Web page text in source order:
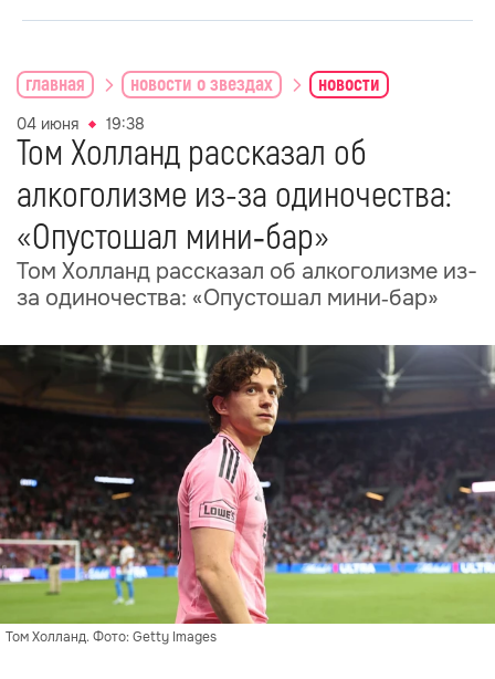
главная новости о звездах новости
04 июня 19:38
Том Холланд рассказал об
алкоголизме из-за одиночества:
«Опустошал мини‑бар»
Том Холланд рассказал об алкоголизме из-
за одиночества: «Опустошал мини‑бар»
Том Холланд. Фото: Getty Images